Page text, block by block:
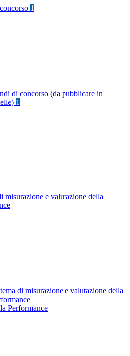
1
di concorso (da pubblicare in
1
misurazione e valutazione della
di misurazione e valutazione della
Performance